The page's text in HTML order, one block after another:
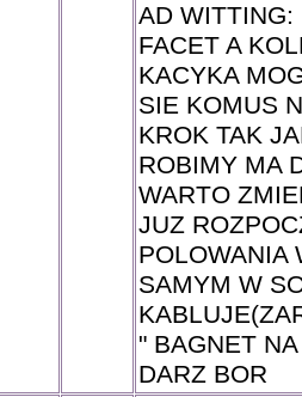
AD WITTING:
FACET A
KACYKA
SIE KOMUS
KROK TAK
ROBIMY MA
WARTO
JUZ
POLOWANIA
SAMYM W
" BAGNET
DARZ BOR